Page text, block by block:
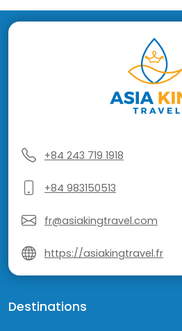
+84 243 719 1918
+84 983150513
fr@asiakingtravel.com
https://asiakingtravel.fr
Destinations